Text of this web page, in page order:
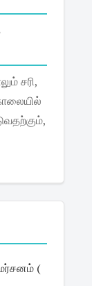
சரி,
(